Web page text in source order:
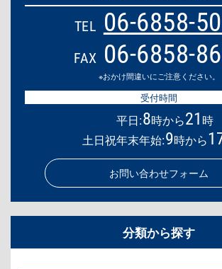
TEL 06-6858-
FAX 06-6858-
※おかけ間違いにご注意ください。
受付時間
平日:8時から21 時
土日祝年末年始:9時から
お問い合わせフォーム
分類から探す